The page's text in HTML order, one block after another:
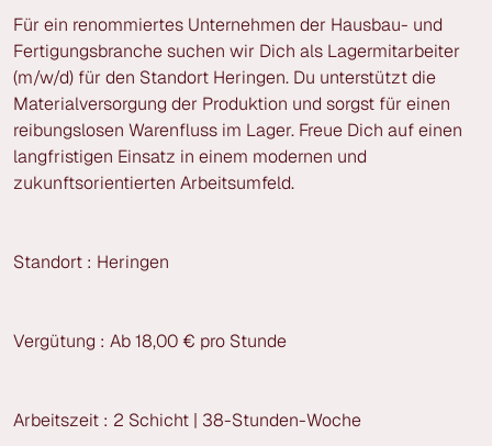
Für ein renommiertes Unternehmen der Hausbau- und
Fertigungsbranche suchen wir Dich als Lagermitarbeiter
(m/w/d) für den Standort Heringen. Du unterstützt die
Materialversorgung der Produktion und sorgst für einen
reibungslosen Warenfluss im Lager. Freue Dich auf einen
langfristigen Einsatz in einem modernen und
zukunftsorientierten Arbeitsumfeld.
Standort : Heringen
Vergütung : Ab 18,00 € pro Stunde
Arbeitszeit : 2 Schicht | 38-Stunden-Woche